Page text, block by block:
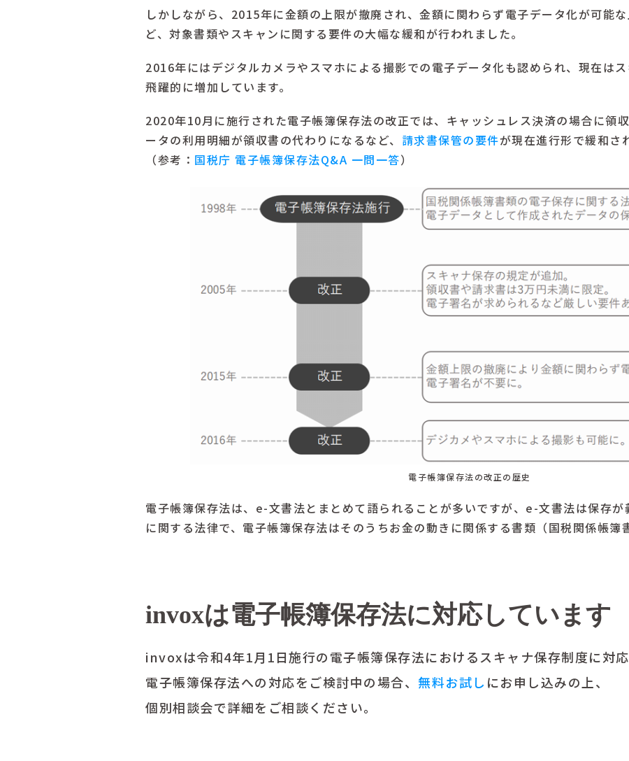
しかしながら、2015年に金額の上限が撤廃され、金額に関わらず電子データ化が可能
ど、対象書類やスキャンに関する要件の大幅な緩和が行われました。
2016年にはデジタルカメラやスマホによる撮影での電子データ化も認められ、現在は
飛躍的に増加しています。
2020年10月に施行された電子帳簿保存法の改正では、キャッシュレス決済の場合に領
ータの利用明細が領収書の代わりになるなど、 請求書保管の要件が現在進行形で緩和さ
（参考： 国税庁 電子帳簿保存法Q&A 一問一答）
電子帳簿保存法の改正の歴史
電子帳簿保存法は、e-文書法とまとめて語られることが多いですが、e-文書法は保存
に関する法律で、電子帳簿保存法はそのうちお金の動きに関係する書類（国税関係帳簿
invoxは電子帳簿保存法に対応しています
invoxは令和4年1月1日施行の電子帳簿保存法におけるスキャナ保存制度に対応
電子帳簿保存法への対応をご検討中の場合、 無料お試し にお申し込みの上、
個別相談会で詳細をご相談ください。